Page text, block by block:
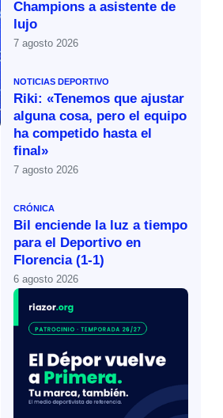
Champions a asistente de
lujo
7 agosto 2026
NOTICIAS DEPORTIVO
Riki: «Tenemos que ajustar
alguna cosa, pero el equipo
ha competido hasta el
final»
7 agosto 2026
CRÓNICA
Bil enciende la luz a tiempo
para el Deportivo en
Florencia (1-1)
6 agosto 2026